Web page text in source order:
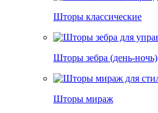
Шторы классические
Шторы зебра (день-ночь)
Шторы мираж